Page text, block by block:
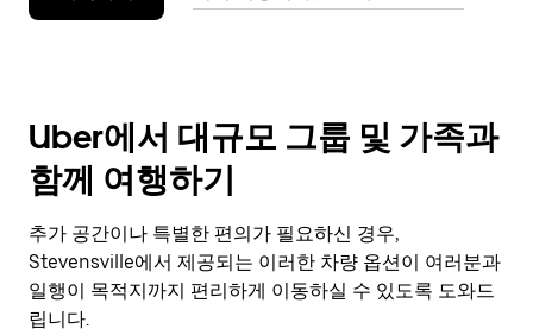
Uber에서 대규모 그룹 및 가족과
함께 여행하기
추가 공간이나 특별한 편의가 필요하신 경우,
Stevensville에서 제공되는 이러한 차량 옵션이 여러분과
일행이 목적지까지 편리하게 이동하실 수 있도록 도와드
립니다.